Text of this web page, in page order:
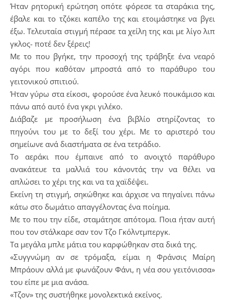
Ήταν ρητορική ερώτηση οπότε φόρεσε τα σταράκια της,
έβαλε και το τζόκει καπέλο της και ετοιμάστηκε να βγει
έξω. Τελευταία στιγμή πέρασε τα χείλη της και με λίγο λιπ
γκλος- ποτέ δεν ξέρεις!
Με το που βγήκε, την προσοχή της τράβηξε ένα νεαρό
αγόρι που καθόταν μπροστά από το παράθυρο του
γειτονικού σπιτιού.
Ήταν γύρω στα είκοσι, φορούσε ένα λευκό πουκάμισο και
πάνω από αυτό ένα γκρι γιλέκο.
Διάβαζε με προσήλωση ένα βιβλίο στηρίζοντας το
πηγούνι του με το δεξί του χέρι. Με το αριστερό του
σημείωνε ανά διαστήματα σε ένα τετράδιο.
Το αεράκι που έμπαινε από το ανοιχτό παράθυρο
ανακάτευε τα μαλλιά του κάνοντάς την να θέλει να
απλώσει το χέρι της και να τα χαϊδέψει.
Εκείνη τη στιγμή, σηκώθηκε και άρχισε να πηγαίνει πάνω
κάτω στο δωμάτιο απαγγέλοντας ένα ποίημα.
Με το που την είδε, σταμάτησε απότομα. Ποια ήταν αυτή
που τον στάλκαρε σαν τον Τζο Γκόλντμπεργκ.
Τα μεγάλα μπλε μάτια του καρφώθηκαν στα δικά της.
«Συγγνώμη αν σε τρόμαξα, είμαι η Φράνσις Μαίρη
Μπράουν αλλά με φωνάζουν Φάνι, η νέα σου γειτόνισσα»
του είπε με μια ανάσα.
«Τζον» της συστήθηκε μονολεκτικά εκείνος.